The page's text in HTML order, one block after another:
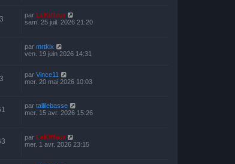
par LeKiffeur
sam. 25 juil. 2026 21:20
par mrtkix
ven. 19 juin 2026 14:31
par Vince11
mer. 20 mai 2026 10:03
par tallilebasse
mer. 15 avr. 2026 15:26
par LeKiffeur
mer. 1 avr. 2026 23:15